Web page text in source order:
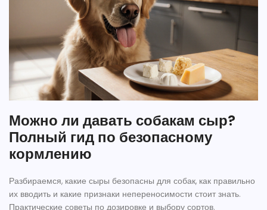
Можно ли давать собакам сыр?
Полный гид по безопасному
кормлению
Разбираемся, какие сыры безопасны для собак, как правильно
их вводить и какие признаки непереносимости стоит знать.
Практические советы по дозировке и выбору сортов.